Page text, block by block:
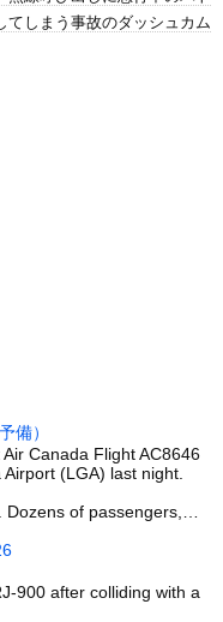
間ぶりの投...
ーニョ...
監督や協会を...
てしまう事故のダッシュカム
予備）
Canada Flight AC8646
(LGA) last night.
of passengers,…
900 after colliding with a